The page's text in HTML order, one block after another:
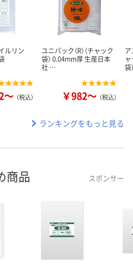
ルリン
～ （税込）
ユニパック（R）（チャック
袋） 0.04mm厚 生産日本
社 …
￥982～ （税込）
ャ
ランキングをもっと見る
商品 スポンサー